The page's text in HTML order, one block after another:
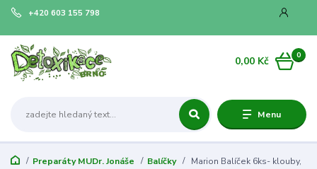
Menu
+420 603 155 798
0
0,00 Kč
Preparáty MUDr. Jonáše Balíčky
Marion Balíček 6ks- klouby,